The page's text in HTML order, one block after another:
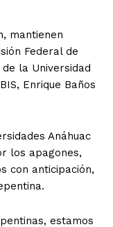
mantienen
Federal de
la Universidad
Enrique Baños
Anáhuac
los apagones,
con anticipación,
estamos